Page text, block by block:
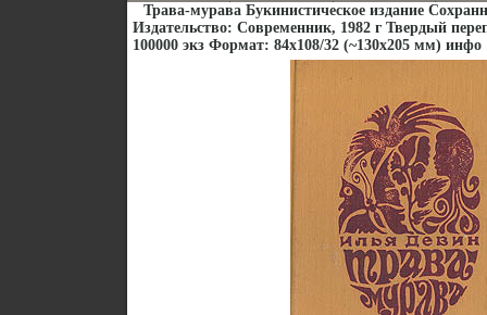
Трава-мурава Букинистическое издание
Издательство: Современник, 1982 г Твердый
100000 экз Формат: 84x108/32 (~130х205 мм) инфо